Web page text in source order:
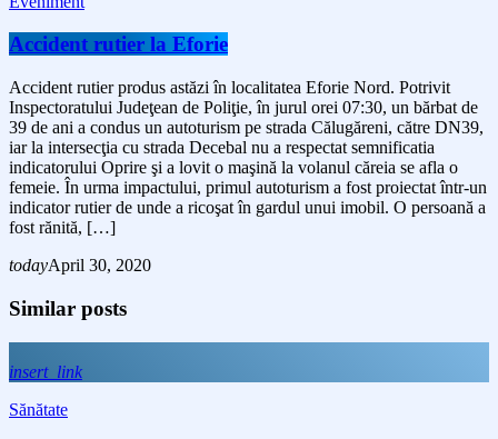
Accident rutier la Eforie
Accident rutier produs astăzi în localitatea Eforie Nord. Potrivit
Inspectoratului Judeţean de Poliţie, în jurul orei 07:30, un bărbat de
39 de ani a condus un autoturism pe strada Călugăreni, către DN39,
iar la intersecţia cu strada Decebal nu a respectat semnificatia
indicatorului Oprire şi a lovit o maşină la volanul căreia se afla o
femeie. În urma impactului, primul autoturism a fost proiectat într-un
indicator rutier de unde a ricoşat în gardul unui imobil. O persoană a
fost rănită, […]
todayApril 30, 2020
Similar posts
insert_link
Sănătate